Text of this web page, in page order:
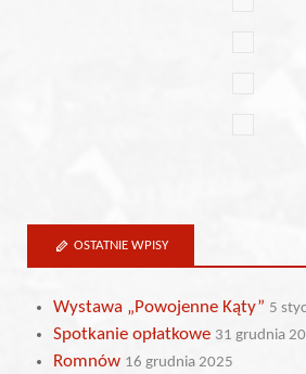
OSTATNIE WPISY
Wystawa „Powojenne Kąty” 5
Spotkanie opłatkowe 31 grudnia
Romnów 16 grudnia 2025